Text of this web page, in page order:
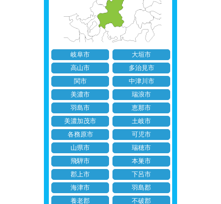
岐阜市
大垣市
高山市
多治見市
関市
中津川市
美濃市
瑞浪市
羽島市
恵那市
美濃加茂市
土岐市
各務原市
可児市
山県市
瑞穂市
飛騨市
本巣市
郡上市
下呂市
海津市
羽島郡
養老郡
不破郡